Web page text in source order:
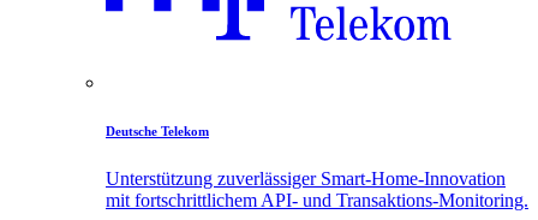
Deutsche Telekom
Unterstützung zuverlässiger Smart-Home-Innovation
mit fortschrittlichem API- und Transaktions-Monitoring.